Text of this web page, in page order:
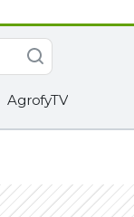
AgrofyTV